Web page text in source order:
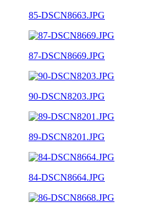
85-DSCN8663.JPG
87-DSCN8669.JPG
90-DSCN8203.JPG
89-DSCN8201.JPG
84-DSCN8664.JPG